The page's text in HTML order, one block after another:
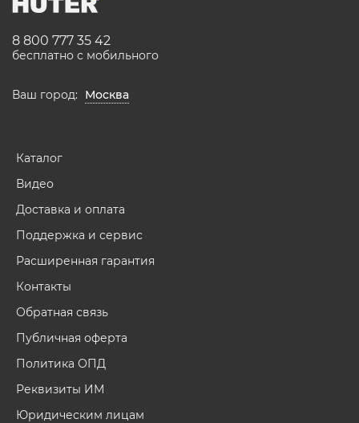
8 800 777 35 42
бесплатно с мобильного
Ваш город: Москва
Каталог
Видео
Доставка и оплата
Поддержка и сервис
Расширенная гарантия
Контакты
Обратная связь
Публичная оферта
Политика ОПД
Реквизиты ИМ
Юридическим лицам